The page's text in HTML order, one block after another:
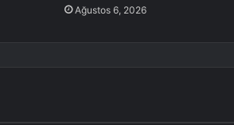
Ağustos 6, 2026